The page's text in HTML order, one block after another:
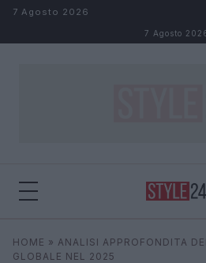
Salta al contenuto
7 Agosto 2026
7 Agosto
Cerca
HOME » ANALISI APPROFONDITA
GLOBALE NEL 2025